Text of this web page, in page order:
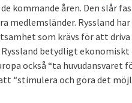
kommande åren. Den slår
medlemsländer. Ryssland
som krävs för att
betydligt
också “ta
“stimulera och göra det